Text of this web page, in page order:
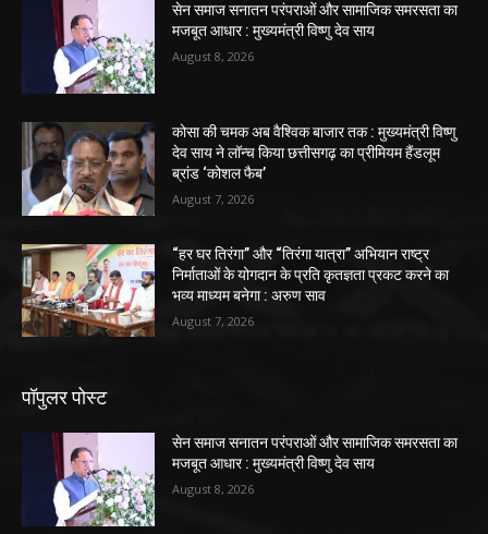
सेन समाज सनातन परंपराओं और सामाजिक समरसता का
मजबूत आधार : मुख्यमंत्री विष्णु देव साय
August 8, 2026
कोसा की चमक अब वैश्विक बाजार तक : मुख्यमंत्री विष्णु
देव साय ने लॉन्च किया छत्तीसगढ़ का प्रीमियम हैंडलूम
ब्रांड ‘कोशल फैब’
August 7, 2026
“हर घर तिरंगा” और “तिरंगा यात्रा” अभियान राष्ट्र
निर्माताओं के योगदान के प्रति कृतज्ञता प्रकट करने का
भव्य माध्यम बनेगा : अरुण साव
August 7, 2026
पॉपुलर पोस्ट
सेन समाज सनातन परंपराओं और सामाजिक समरसता का
मजबूत आधार : मुख्यमंत्री विष्णु देव साय
August 8, 2026